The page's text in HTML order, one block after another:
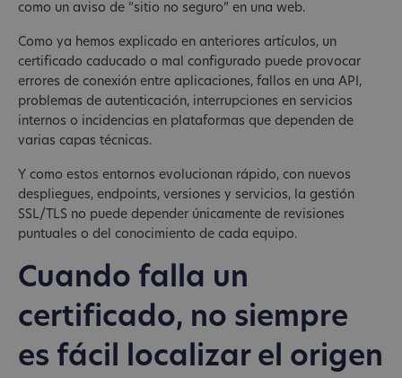
como un aviso de “sitio no seguro” en una web.
Como ya hemos explicado en anteriores artículos, un
certificado caducado o mal configurado puede provocar
errores de conexión entre aplicaciones, fallos en una API,
problemas de autenticación, interrupciones en servicios
internos o incidencias en plataformas que dependen de
varias capas técnicas.
Y como estos entornos evolucionan rápido, con nuevos
despliegues, endpoints, versiones y servicios, la gestión
SSL/TLS no puede depender únicamente de revisiones
puntuales o del conocimiento de cada equipo.
Cuando falla un
certificado, no siempre
es fácil localizar el origen